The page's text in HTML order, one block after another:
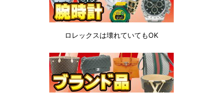
ロレックスは壊れていてもOK